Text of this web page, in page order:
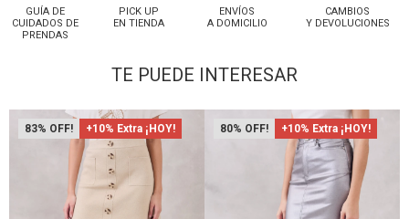
GUÍA DE
CUIDADOS DE
PRENDAS
PICK UP
EN TIENDA
ENVÍOS
A DOMICILIO
CAMBIOS
Y DEVOLUCIONES
TE PUEDE INTERESAR
83 +10% Extra ¡HOY! 80 +10% Extra ¡HOY!